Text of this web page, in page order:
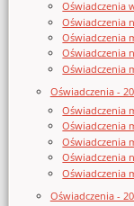
Oświadczenia
Oświadczenia
Oświadczenia
Oświadczenia
Oświadczenia
Oświadczenia -
Oświadczenia
Oświadczenia
Oświadczenia
Oświadczenia
Oświadczenia
Oświadczenia -